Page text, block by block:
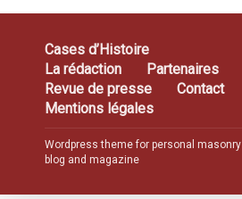
Cases d’Histoire
La rédaction
Partenaires
Revue de presse
Contact
Mentions légales
Wordpress theme for personal masonry
blog and magazine